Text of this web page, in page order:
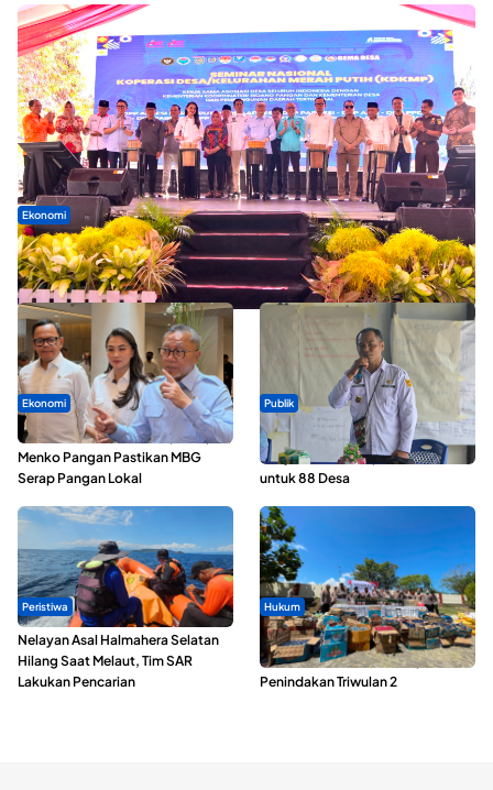
Ekonomi
Seminar di Ternate, Mendes Perkuat Sinergi Percepatan
Kopdes Merah Putih
Ekonomi
SPPG di Maluku Utara Dipercepat,
Menko Pangan Pastikan MBG
Serap Pangan Lokal
Publik
ABDESI Morotai Apresiasi
Penyaluran ADD Rp3,13 Miliar
untuk 88 Desa
Peristiwa
Nelayan Asal Halmahera Selatan
Hilang Saat Melaut, Tim SAR
Lakukan Pencarian
Hukum
Polda Maluku Utara Musnahkan
Ribuan Liter Miras Hasil Operasi
Penindakan Triwulan 2